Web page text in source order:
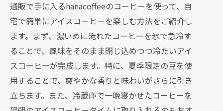
通販で手に入るhanacoffeeのコーヒーを使って、自
宅で簡単にアイスコーヒーを楽しむ方法をご紹介し
ます。まず、濃いめに淹れたコーヒーを氷で急冷す
ることで、風味をそのまま閉じ込めつつ冷たいアイ
スコーヒーが完成します。特に、夏季限定の豆を使
用することで、爽やかな香りと味わいがさらに引き
立ちます。また、冷蔵庫で一晩寝かせたコーヒーを